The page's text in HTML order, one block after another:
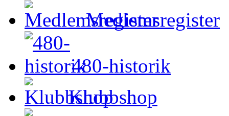
Medlemsregister
480-historik
Klubbshop